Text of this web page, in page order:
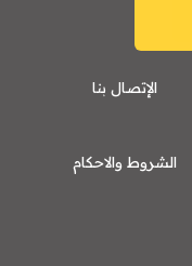
الإتصال بنا
الشروط والاحكام